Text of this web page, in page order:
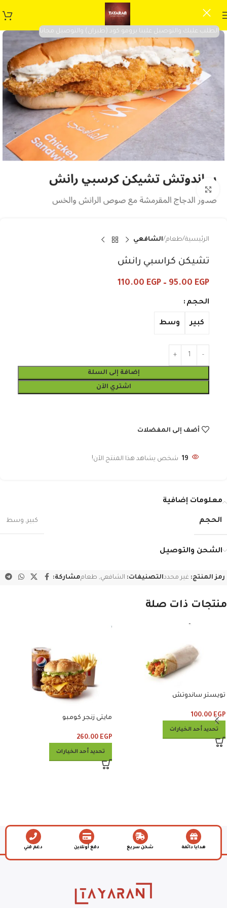
الطلب عليك والتوصيل علينا برومو كود (طيران) والتوصيل مجانا
الرئيسية طعام الشافعي
تشيكن كراسبي رانش
95.00 EGP
–
110.00 EGP
الحجم
كبير وسط
إضافة إلى السلة
اشتري الآن
أضف إلى المفضلات
19 شخص يشاهد هذا المنتج الآن!
معلومات إضافية
الحجم كبير, وسط
الشحن والتوصيل
رمز المنتج: غير محددالتصنيفات: الشافعي, طعاممشاركة:
منتجات ذات صلة
تويستر ساندوتش
100.00 EGP
تحديد أحد الخيارات
مايتى زنجر كومبو
260.00 EGP
تحديد أحد الخيارات
هدايا دائمة شحن سريع دفع أونلاين دعم فني